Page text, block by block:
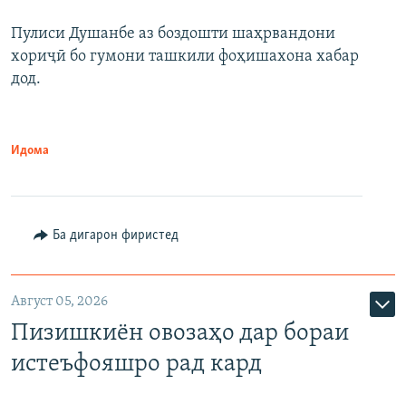
Пулиси Душанбе аз боздошти шаҳрвандони
хориҷӣ бо гумони ташкили фоҳишахона хабар
дод.
Идома
Ба дигарон фиристед
Август 05, 2026
Пизишкиён овозаҳо дар бораи
истеъфояшро рад кард